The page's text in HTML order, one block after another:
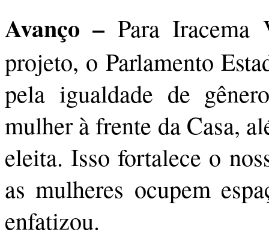
Avanço – Para Iracema
projeto, o Parlamento
pela igualdade de
mulher à frente da Casa,
eleita. Isso fortalece o
as mulheres ocupem
enfatizou.